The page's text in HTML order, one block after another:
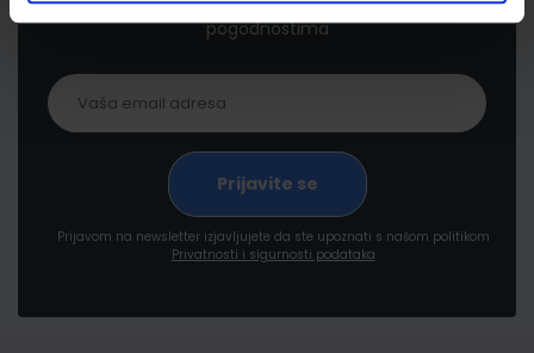
proizvodima i uslugama, akcijama i drugim
pogodnostima
Prijavom na newsletter izjavljujete da ste upoznati s našom politikom
Privatnosti i sigurnosti podataka